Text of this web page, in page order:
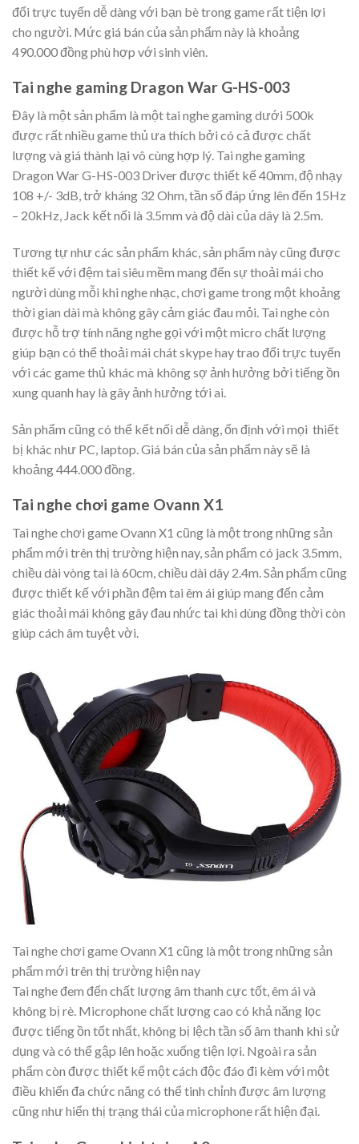
đổi trực tuyến dễ dàng với bạn bè trong game rất tiện lợi
cho người. Mức giá bán của sản phẩm này là khoảng
490.000 đồng phù hợp với sinh viên.
Tai nghe gaming Dragon War G-HS-003
Đây là một sản phẩm là một tai nghe gaming dưới 500k
được rất nhiều game thủ ưa thích bởi có cả được chất
lượng và giá thành lại vô cùng hợp lý. Tai nghe gaming
Dragon War G-HS-003 Driver được thiết kế 40mm, độ nhạy
108 +/- 3dB, trở kháng 32 Ohm, tần số đáp ứng lên đến 15Hz
– 20kHz, Jack kết nối là 3.5mm và độ dài của dây là 2.5m.
Tương tự như các sản phẩm khác, sản phẩm này cũng được
thiết kế với đệm tai siêu mềm mang đến sự thoải mái cho
người dùng mỗi khi nghe nhạc, chơi game trong một khoảng
thời gian dài mà không gây cảm giác đau mỏi. Tai nghe còn
được hỗ trợ tính năng nghe gọi với một micro chất lượng
giúp bạn có thể thoải mái chát skype hay trao đổi trực tuyến
với các game thủ khác mà không sợ ảnh hưởng bởi tiếng ồn
xung quanh hay là gây ảnh hưởng tới ai.
Sản phẩm cũng có thể kết nối dễ dàng, ổn định với mọi thiết
bị khác như PC, laptop. Giá bán của sản phẩm này sẽ là
khoảng 444.000 đồng.
Tai nghe chơi game Ovann X1
Tai nghe chơi game Ovann X1 cũng là một trong những sản
phẩm mới trên thị trường hiện nay, sản phẩm có jack 3.5mm,
chiều dài vòng tai là 60cm, chiều dài dây 2.4m. Sản phẩm cũng
được thiết kế với phần đệm tai êm ái giúp mang đến cảm
giác thoải mái không gây đau nhức tai khi dùng đồng thời còn
giúp cách âm tuyệt vời.
Tai nghe chơi game Ovann X1 cũng là một trong những sản
phẩm mới trên thị trường hiện nay
Tai nghe đem đến chất lượng âm thanh cực tốt, êm ái và
không bị rè. Microphone chất lượng cao có khả năng lọc
được tiếng ồn tốt nhất, không bị lệch tần số âm thanh khi sử
dụng và có thể gập lên hoặc xuống tiện lợi. Ngoài ra sản
phẩm còn được thiết kế một cách độc đáo đi kèm với một
điều khiển đa chức năng có thể tinh chỉnh được âm lượng
cũng như hiển thị trạng thái của microphone rất hiện đại.